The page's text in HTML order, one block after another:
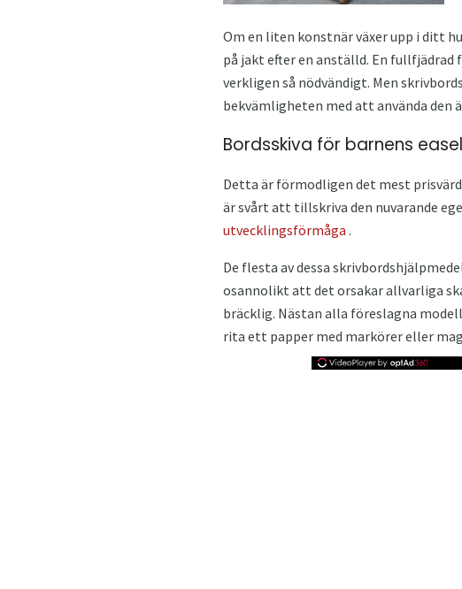
Om en liten konstnär växer upp i ditt
på jakt efter en anställd. En
verkligen så nödvändigt. Men
bekvämligheten med att använda den
Bordsskiva för barnens easel
Detta är förmodligen det mest
är svårt att tillskriva den nuvarande
utvecklingsförmåga .
De flesta av dessa
osannolikt att det orsakar allvarliga
bräcklig. Nästan alla föreslagna
rita ett papper med markörer eller